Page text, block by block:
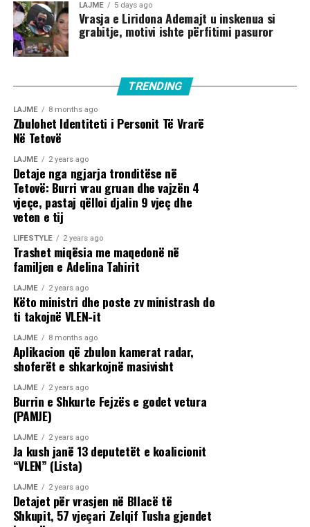
LAJME 5 days ago
Vrasja e Liridona Ademajt u inskenua si
grabitje, motivi ishte përfitimi pasuror
TRENDING
LAJME 8 months ago
Zbulohet Identiteti i Personit Të Vrarë
Në Tetovë
LAJME 2 years ago
Detaje nga ngjarja tronditëse në
Tetovë: Burri vrau gruan dhe vajzën 4
vjeçe, pastaj qëlloi djalin 9 vjeç dhe
veten e tij
LIFESTYLE 2 years ago
Trashet miqësia me maqedonë në
familjen e Adelina Tahirit
LAJME 2 years ago
Këto ministri dhe poste zv ministrash do
ti takojnë VLEN-it
LAJME 8 months ago
Aplikacion që zbulon kamerat radar,
shoferët e shkarkojnë masivisht
LAJME 2 years ago
Burrin e Shkurte Fejzës e godet vetura
(PAMJE)
LAJME 2 years ago
Ja kush janë 13 deputetët e koalicionit
“VLEN” (Lista)
LAJME 2 years ago
Detajet për vrasjen në Bllacë të
Shkupit, 57 vjeçari Zelqif Tusha gjendet